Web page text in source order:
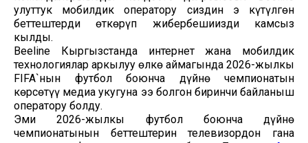
улуттук мобилдик оператору сиздин эң күтүлгөн
беттештерди өткөрүп жибербешиңизди камсыз
кылды.
Beeline Кыргызстанда интернет жана мобилдик
технологиялар аркылуу өлкө аймагында 2026-жылкы
FIFA`нын футбол боюнча дүйнө чемпионатын
көрсөтүү медиа укугуна ээ болгон биринчи байланыш
оператору болду.
Эми 2026-жылкы футбол боюнча дүйнө
чемпионатынын беттештерин телевизордон гана